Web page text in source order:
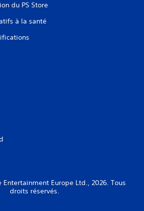
du PS Store
à la santé
Europe Ltd., 2026. Tous
droits réservés.